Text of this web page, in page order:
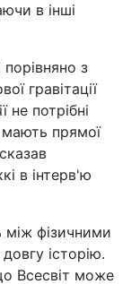
в інші
порівняно з
гравітації
потрібні
прямої
в інтерв'ю
між фізичними
історію.
Всесвіт може